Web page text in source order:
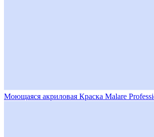
Моющаяся акриловая Краска Malare